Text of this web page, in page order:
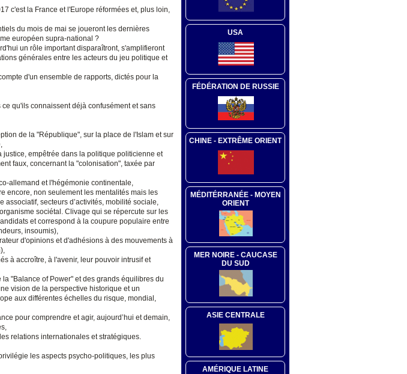
c'est la France et l'Europe réformées et, plus loin,
du mois de mai se joueront les dernières
européen supra-national ?
un rôle important disparaîtront, s'amplifieront
générales entre les acteurs du jeu politique et
d'un ensemble de rapports, dictés pour la
qu'ils connaissent déjà confusément et sans
de la "République", sur la place de l'Islam et sur
empêtrée dans la politique politicienne et
faux, concernant la "colonisation", taxée par
allemand et l'hégémonie continentale,
encore, non seulement les mentalités mais les
secteurs d’activités, mobilité sociale,
sociétal. Clivage qui se répercute sur les
et correspond à la coupure populaire entre
insoumis),
d'opinions et d'adhésions à des mouvements à
à accroître, à l'avenir, leur pouvoir intrusif et
"Balance of Power" et des grands équilibres du
vision de la perspective historique et un
aux différentes échelles du risque, mondial,
pour comprendre et agir, aujourd’hui et demain,
relations internationales et stratégiques.
les aspects psycho-politiques, les plus
USA
FÉDÉRATION DE RUSSIE
CHINE - EXTRÊME ORIENT
MÉDITÉRRANÉE - MOYEN
ORIENT
MER NOIRE - CAUCASE
DU SUD
ASIE CENTRALE
AMÉRIQUE LATINE